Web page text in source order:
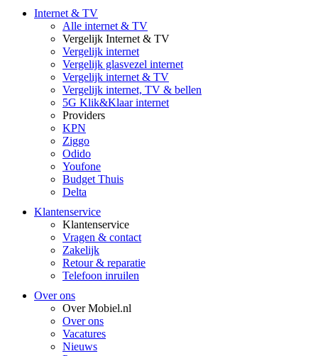
Internet & TV
Alle internet & TV
Vergelijk Internet & TV
Vergelijk internet
Vergelijk glasvezel internet
Vergelijk internet & TV
Vergelijk internet, TV & bellen
5G Klik&Klaar internet
Providers
KPN
Ziggo
Odido
Youfone
Budget Thuis
Delta
Klantenservice
Klantenservice
Vragen & contact
Zakelijk
Retour & reparatie
Telefoon inruilen
Over ons
Over Mobiel.nl
Over ons
Vacatures
Nieuws